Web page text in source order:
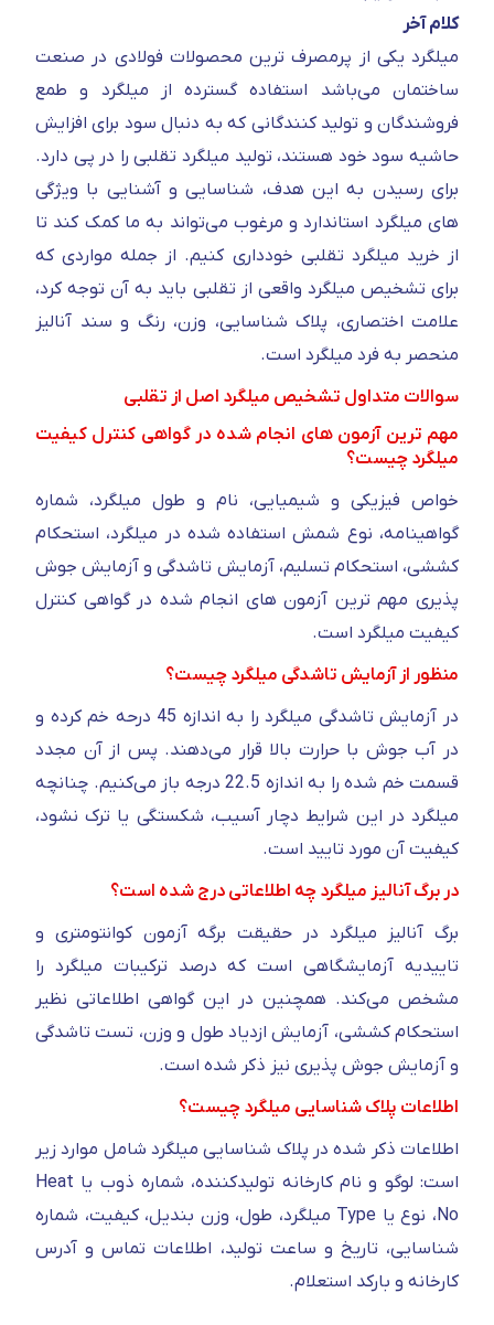
کلام آخر
میلگرد یکی از پرمصرف ترین محصولات فولادی در صنعت
ساختمان می‌باشد استفاده گسترده از میلگرد و طمع
فروشندگان و تولید کنندگانی که به دنبال سود برای افزایش
حاشیه سود خود هستند، تولید میلگرد تقلبی را در پی دارد.
برای رسیدن به این هدف، شناسایی و آشنایی با ویژگی
های میلگرد استاندارد و مرغوب می‌تواند به ما کمک کند تا
از خرید میلگرد تقلبی خودداری کنیم. از جمله مواردی که
برای تشخیص میلگرد واقعی از تقلبی باید به آن توجه کرد،
علامت اختصاری، پلاک شناسایی، وزن، رنگ و سند آنالیز
منحصر به فرد میلگرد است.
سوالات متداول تشخیص میلگرد اصل از تقلبی
مهم ترین آزمون های انجام شده در گواهی کنترل کیفیت
میلگرد چیست؟
خواص فیزیکی و شیمیایی، نام و طول میلگرد، شماره
گواهینامه، نوع شمش استفاده شده در میلگرد، استحکام
کششی، استحکام تسلیم، آزمایش تاشدگی و آزمایش جوش
پذیری مهم ترین آزمون های انجام شده در گواهی کنترل
کیفیت میلگرد است.
منظور از آزمایش تاشدگی میلگرد چیست؟
در آزمایش تاشدگی میلگرد را به اندازه 45 درحه خم کرده و
در آب جوش با حرارت بالا قرار می‌دهند. پس از آن مجدد
قسمت خم شده را به اندازه 22.5 درجه باز می‌کنیم. چنانچه
میلگرد در این شرایط دچار آسیب، شکستگی یا ترک نشود،
کیفیت آن مورد تایید است.
در برگ آنالیز میلگرد چه اطلاعاتی درج شده است؟
برگ آنالیز میلگرد در حقیقت برگه آزمون کوانتومتری و
تاییدیه آزمایشگاهی است که درصد ترکیبات میلگرد را
مشخص می‌کند. همچنین در این گواهی اطلاعاتی نظیر
استحکام کششی، آزمایش ازدیاد طول و وزن، تست تاشدگی
و آزمایش جوش پذیری نیز ذکر شده است.
اطلاعات پلاک شناسایی میلگرد چیست؟
اطلاعات ذکر شده در پلاک شناسایی میلگرد شامل موارد زیر
است: لوگو و نام کارخانه تولیدکننده، شماره ذوب یا Heat
No، نوع یا Type میلگرد، طول، وزن بندیل، کیفیت، شماره
شناسایی، تاریخ و ساعت تولید، اطلاعات تماس و آدرس
کارخانه و بارکد استعلام.